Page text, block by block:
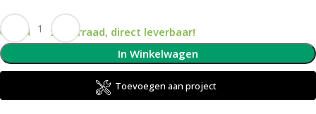
Op voorraad, direct leverbaar!
In Winkelwagen
Toevoegen aan project